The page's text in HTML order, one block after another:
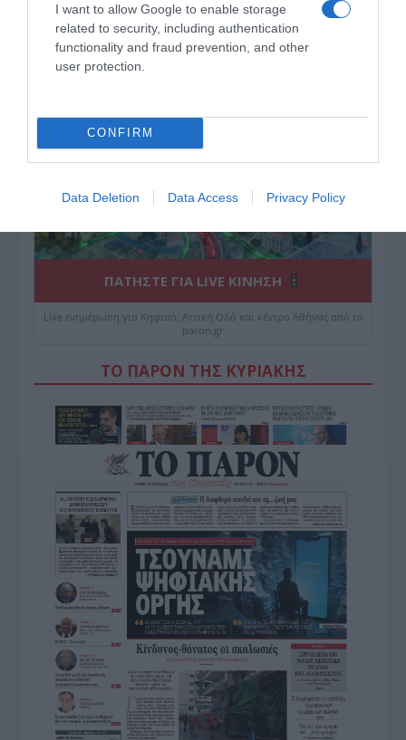
I want to allow Google to enable storage
related to security, including authentication
functionality and fraud prevention, and other
user protection.
CONFIRM
Data Deletion Data Access Privacy Policy
Κίνηση Τώρα: Live Χάρτης Αθήνας
ΠΑΤΗΣΤΕ ΓΙΑ LIVE ΚΙΝΗΣΗ
Live ενημέρωση για Κηφισό, Αττική Οδό και κέντρο Αθήνας από το
paron.gr
ΤΟ ΠΑΡΟΝ ΤΗΣ ΚΥΡΙΑΚΗΣ